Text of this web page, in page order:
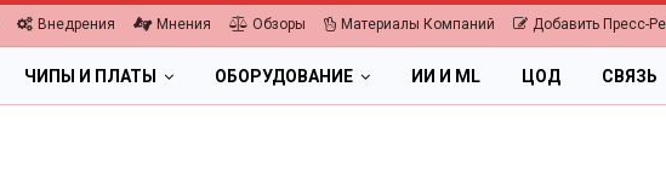
Внедрения Мнения Обзоры Материалы Компаний Добавить Пресс-
ЧИПЫ И ПЛАТЫ ОБОРУДОВАНИЕ ИИ И ML ЦОД СВЯЗЬ